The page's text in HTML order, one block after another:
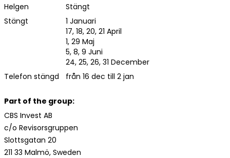
Helgen
Stängt
Stängt
Telefon stängd
1 Januari
17, 18, 20, 21 April
1, 29 Maj
5, 8, 9 Juni
24, 25, 26, 31 December
från 16 dec till 2 jan
Part of the group:
CBS Invest AB
c/o Revisorsgruppen
Slottsgatan 20
211 33 Malmö, Sweden